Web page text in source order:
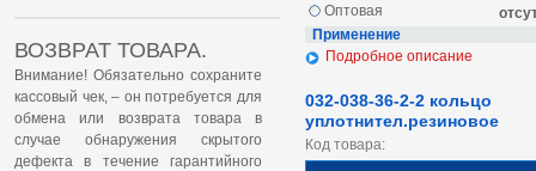
ВОЗВРАТ ТОВАРА.
Внимание! Обязательно сохраните
кассовый чек, – он потребуется для
обмена или возврата товара в
случае обнаружения скрытого
дефекта в течение гарантийного
Оптовая
Применение
Подробное описание
032-038-36-2-2 кольцо
уплотнител.резиновое
Код товара: